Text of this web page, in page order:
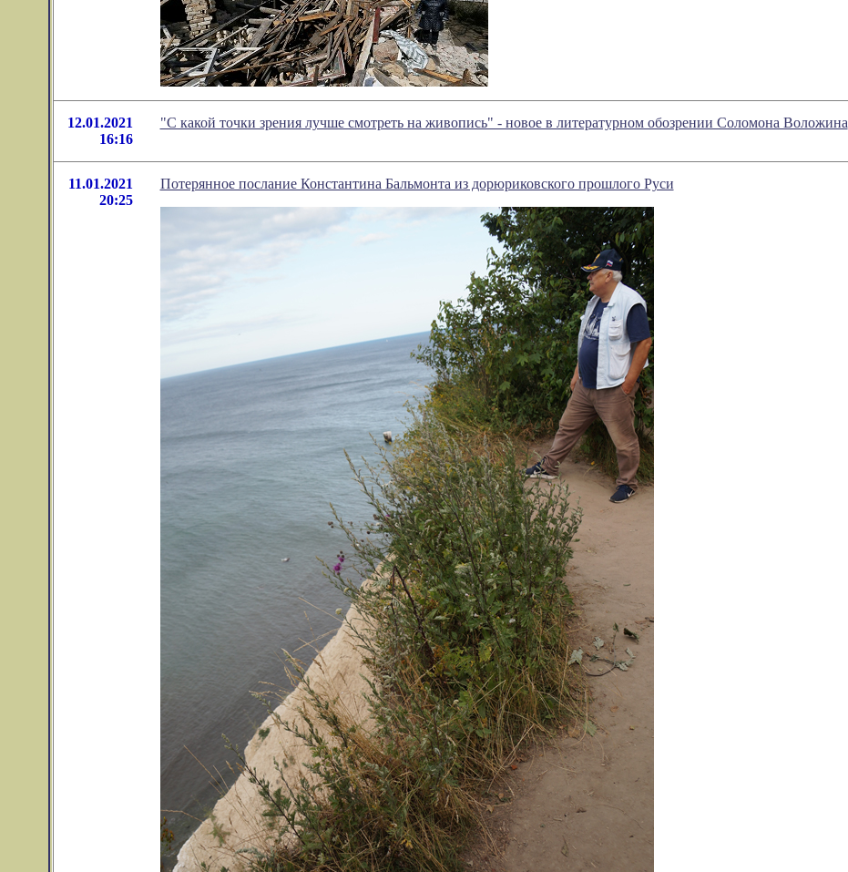
12.01.2021
16:16
"С какой точки зрения лучше смотреть на живопись" - новое в литературном обозрении Соломона Воложина
11.01.2021
20:25
Потерянное послание Константина Бальмонта из дорюриковского прошлого Руси